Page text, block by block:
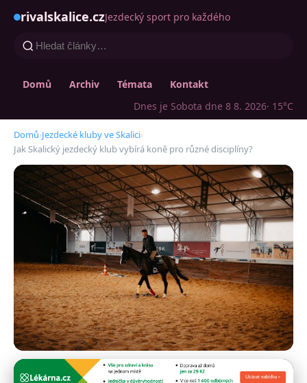
rivalskalice.czJezdecký sport pro každého
Domů Archiv Témata
Kontakt
Dnes je Sobota dne 8 8. 2026· 15°C
Domů›Jezdecké kluby ve Skalici›
Jak Skalický jezdecký klub vybírá koně pro různé disciplíny?
Jezdecké kluby ve Skalici